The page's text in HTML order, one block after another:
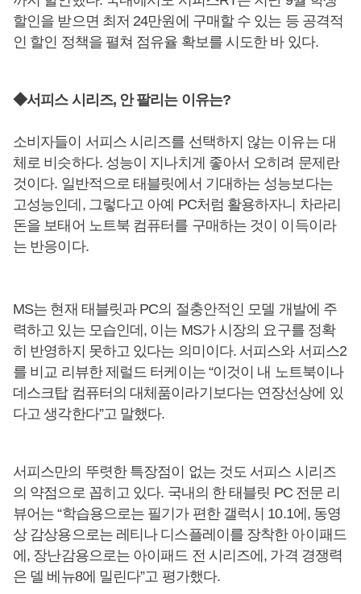
할인을 받으면 최저 24만원에 구매할 수 있는 등 공격적
인 할인 정책을 펼쳐 점유율 확보를 시도한 바 있다.
◆서피스 시리즈, 안 팔리는 이유는?
소비자들이 서피스 시리즈를 선택하지 않는 이유는 대
체로 비슷하다. 성능이 지나치게 좋아서 오히려 문제란
것이다. 일반적으로 태블릿에서 기대하는 성능보다는
고성능인데, 그렇다고 아예 PC처럼 활용하자니 차라리
돈을 보태어 노트북 컴퓨터를 구매하는 것이 이득이라
는 반응이다.
MS는 현재 태블릿과 PC의 절충안적인 모델 개발에 주
력하고 있는 모습인데, 이는 MS가 시장의 요구를 정확
히 반영하지 못하고 있다는 의미이다. 서피스와 서피스2
를 비교 리뷰한 제럴드 터케이는 “이것이 내 노트북이나
데스크탑 컴퓨터의 대체품이라기보다는 연장선상에 있
다고 생각한다”고 말했다.
서피스만의 뚜렷한 특장점이 없는 것도 서피스 시리즈
의 약점으로 꼽히고 있다. 국내의 한 태블릿 PC 전문 리
뷰어는 “학습용으로는 필기가 편한 갤럭시 10.1에, 동영
상 감상용으로는 레티나 디스플레이를 장착한 아이패드
에, 장난감용으로는 아이패드 전 시리즈에, 가격 경쟁력
은 델 베뉴8에 밀린다”고 평가했다.